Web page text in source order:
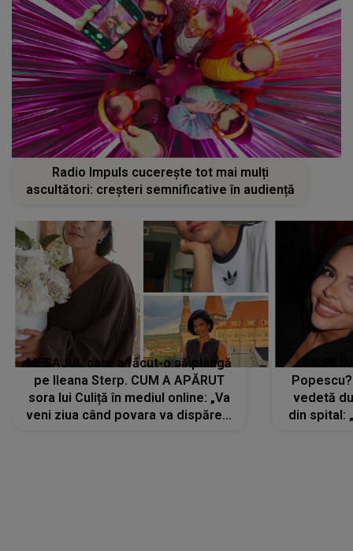
Radio Impuls cucerește tot mai mulți
ascultători: creșteri semnificative în audiență
MESAJUL care a făcut-o să plângă
pe Ileana Sterp. CUM A APĂRUT
sora lui Culiță în mediul online: „Va
veni ziua când povara va dispărea,
vedetă
din spital: